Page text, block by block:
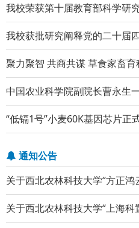
中国农业科学院副院长曹永生
通知公告